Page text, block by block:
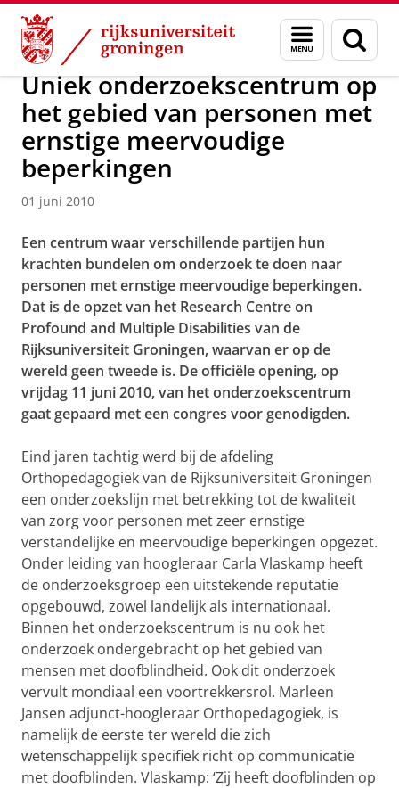
Skip
Content
Skip
Navigation
Menu
en
zoeken
Over ons Actueel Nieuws Nieuwsberichten
Uniek onderzoekscentrum op
het gebied van personen met
ernstige meervoudige
beperkingen
01 juni 2010
Een centrum waar verschillende partijen hun
krachten bundelen om onderzoek te doen naar
personen met ernstige meervoudige beperkingen.
Dat is de opzet van het Research Centre on
Profound and Multiple Disabilities van de
Rijksuniversiteit Groningen, waarvan er op de
wereld geen tweede is. De officiële opening, op
vrijdag 11 juni 2010, van het onderzoekscentrum
gaat gepaard met een congres voor genodigden.
Eind jaren tachtig werd bij de afdeling
Orthopedagogiek van de Rijksuniversiteit Groningen
een onderzoekslijn met betrekking tot de kwaliteit
van zorg voor personen met zeer ernstige
verstandelijke en meervoudige beperkingen opgezet.
Onder leiding van hoogleraar Carla Vlaskamp heeft
de onderzoeksgroep een uitstekende reputatie
opgebouwd, zowel landelijk als internationaal.
Binnen het onderzoekscentrum is nu ook het
onderzoek ondergebracht op het gebied van
mensen met doofblindheid. Ook dit onderzoek
vervult mondiaal een voortrekkersrol. Marleen
Jansen adjunct-hoogleraar Orthopedagogiek, is
namelijk de eerste ter wereld die zich
wetenschappelijk specifiek richt op communicatie
met doofblinden. Vlaskamp: ‘Zij heeft doofblinden op